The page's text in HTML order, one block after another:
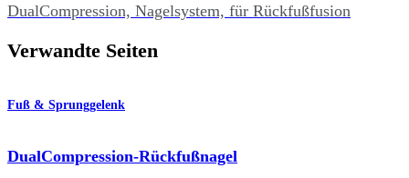
DualCompression, Nagelsystem, für Rückfußfusion
Verwandte Seiten
Fuß & Sprunggelenk
DualCompression-Rückfußnagel